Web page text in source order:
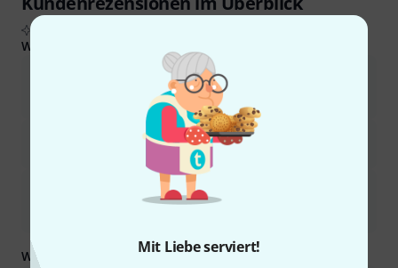
Mit Liebe serviert!
Was Käufern gefiel:
Der Subwoofer liefert einen kraftvollen und klaren Bass, der die
Erwartungen hinsichtlich seiner Größe und seines Preises oft
Es bietet ein ausgezeichnetes Preis-Leistungs-Verhältnis und ist
in seiner Leistung mit teureren Alternativen vergleichbar.
Die Klangqualität ist beeindruckend und bietet einen tiefen und
druckvollen Bass, der sich für verschiedene Musikgenres und
Was Sie außerdem wissen sollten: